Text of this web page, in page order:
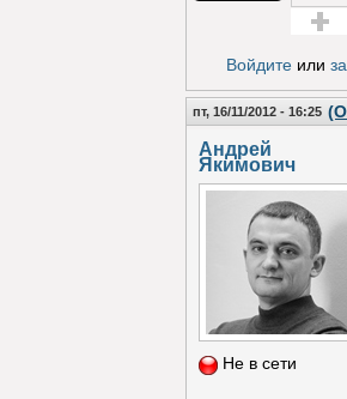
Войдитеили
пт, 16/11/2012 - 16:25
Андрей
Якимович
Не в сети